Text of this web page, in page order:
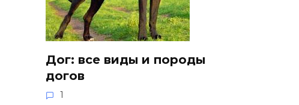
Дог: все виды и породы
догов
1